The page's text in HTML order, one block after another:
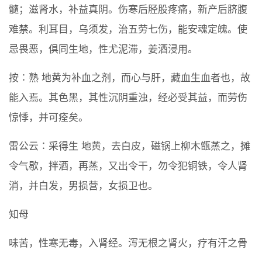
髓；滋肾水，补益真阴。伤寒后胫股疼痛，新产后脐腹
难禁。利耳目，乌须发，治五劳七伤，能安魂定魄。使
忌畏恶，俱同生地，性尤泥滞，姜酒浸用。
按∶熟 地黄为补血之剂，而心与肝，藏血生血者也，故
能入焉。其色黑，其性沉阴重浊，经必受其益，而劳伤
惊悸，并可痊矣。
雷公云∶采得生 地黄，去白皮，磁锅上柳木甑蒸之，摊
令气歇，拌酒，再蒸，又出令干，勿令犯铜铁，令人肾
消，并白发，男损营，女损卫也。
知母
味苦，性寒无毒，入肾经。泻无根之肾火，疗有汗之骨